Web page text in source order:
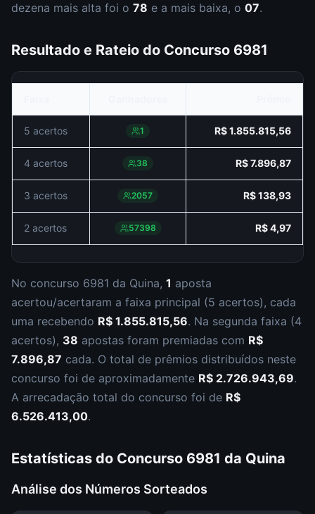
dezena mais alta foi o 78 e a mais baixa, o 07.
Resultado e Rateio do Concurso 6981
5 acertos 1 R$ 1.855.815,56
4 acertos 38 R$ 7.896,87
3 acertos 2057 R$ 138,93
2 acertos 57398 R$ 4,97
No concurso 6981 da Quina, 1 aposta
acertou/acertaram a faixa principal (5 acertos), cada
uma recebendo R$ 1.855.815,56. Na segunda faixa (4
acertos), 38 apostas foram premiadas com R$
7.896,87 cada. O total de prêmios distribuídos neste
concurso foi de aproximadamente R$ 2.726.943,69.
A arrecadação total do concurso foi de R$
6.526.413,00.
Estatísticas do Concurso 6981 da Quina
Análise dos Números Sorteados